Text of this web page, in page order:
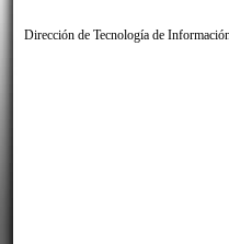
Dirección de Tecnología de